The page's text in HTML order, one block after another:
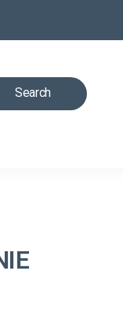
Search